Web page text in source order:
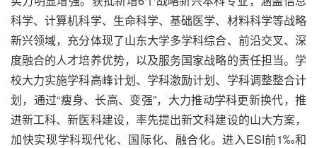
科学、计算机科学、生命科学、基础医学、材料科学等战略
新兴领域，充分体现了山东大学多学科综合、前沿交叉、深
度融合的人才培养优势，以及服务国家战略的责任担当。学
校大力实施学科高峰计划、学科激励计划、学科调整整合计
划，通过“瘦身、长高、变强”，大力推动学科更新换代，推
进新工科、新医科建设，率先提出新文科建设的山大方案，
加快实现学科现代化、国际化、融合化。进入ESI前1‰和